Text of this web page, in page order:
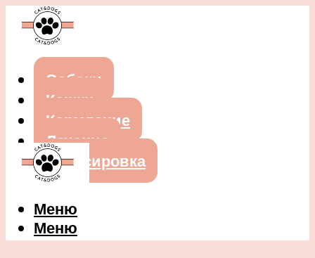
Собаки
Кошки
Кормление
Лечение
Дрессировка
Меню
Меню